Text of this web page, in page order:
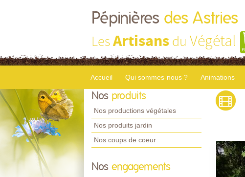
Pépinières des Astries
LesArtisans du Végétal
Accueil Qui sommes-nous ? Animations
Nos produits
Nos productions végétales
Nos produits jardin
Nos coups de coeur
Nos engagements